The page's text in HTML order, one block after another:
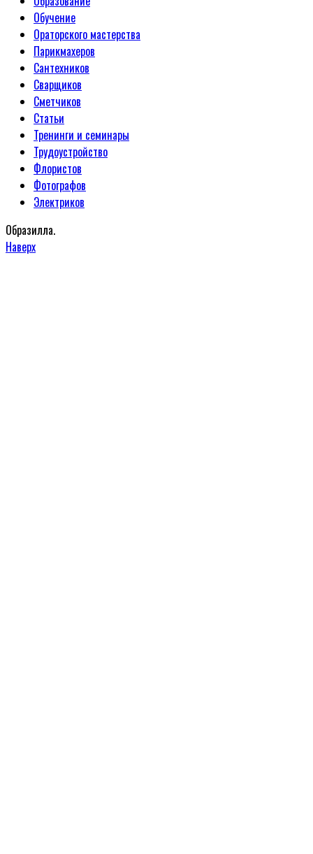
Обучение
Ораторского мастерства
Парикмахеров
Сантехников
Сварщиков
Сметчиков
Статьи
Тренинги и семинары
Трудоустройство
Флористов
Фотографов
Электриков
Образилла.
Наверх